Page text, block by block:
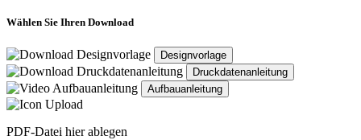
Wählen Sie Ihren Download
Designvorlage
Druckdatenanleitung
Aufbauanleitung
PDF-Datei hier ablegen